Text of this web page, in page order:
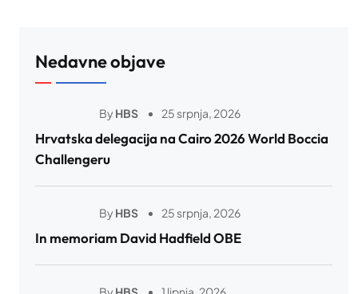
Nedavne objave
By HBS 25 srpnja, 2026
Hrvatska delegacija na Cairo 2026 World Boccia
Challengeru
By HBS 25 srpnja, 2026
In memoriam David Hadfield OBE